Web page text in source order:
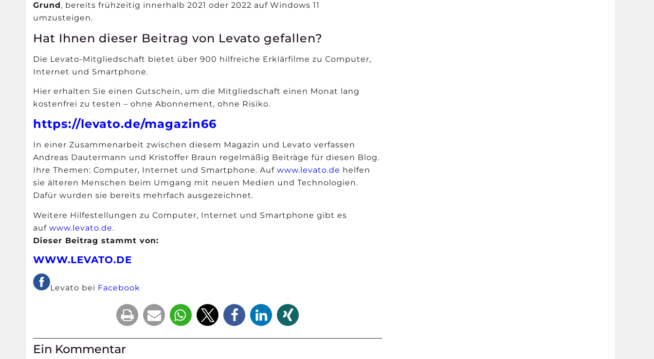
Grund, bereits frühzeitig innerhalb 2021 oder 2022 auf Windows 11
umzusteigen.
Hat Ihnen dieser Beitrag von Levato gefallen?
Die Levato-Mitgliedschaft bietet über 900 hilfreiche Erklärfilme zu Computer,
Internet und Smartphone.
Hier erhalten Sie einen Gutschein, um die Mitgliedschaft einen Monat lang
kostenfrei zu testen – ohne Abonnement, ohne Risiko.
https://levato.de/magazin66
In einer Zusammenarbeit zwischen diesem Magazin und Levato verfassen
Andreas Dautermann und Kristoffer Braun regelmäßig Beiträge für diesen Blog.
Ihre Themen: Computer, Internet und Smartphone. Aufwww.levato.de helfen
sie älteren Menschen beim Umgang mit neuen Medien und Technologien.
Dafür wurden sie bereits mehrfach ausgezeichnet.
Weitere Hilfestellungen zu Computer, Internet und Smartphone gibt es
auf www.levato.de.
Dieser Beitrag stammt von:
WWW.LEVATO.DE
Levato bei Facebook
Ein Kommentar